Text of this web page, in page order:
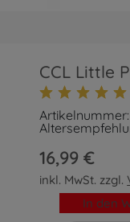
CCL Little
Artikelnummer:
16,99 €
inkl. MwSt. zzgl.
In den